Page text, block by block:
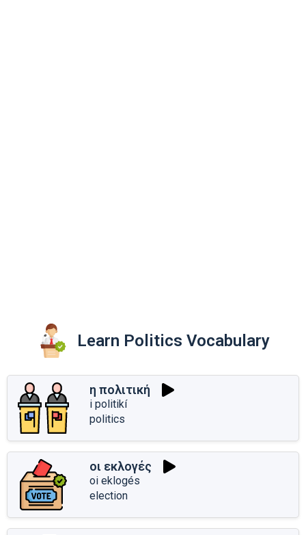
Learn Politics Vocabulary
η πολιτική
i politikí
politics
οι εκλογές
oi eklogés
election